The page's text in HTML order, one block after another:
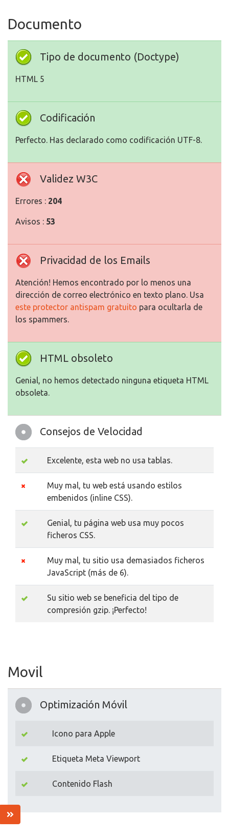
Documento
Tipo de documento (Doctype)
HTML 5
Codificación
Perfecto. Has declarado como codificación UTF-8.
Validez W3C
Errores : 204
Avisos : 53
Privacidad de los Emails
Atención! Hemos encontrado por lo menos una
dirección de correo electrónico en texto plano. Usa
este protector antispam gratuito para ocultarla de
los spammers.
HTML obsoleto
Genial, no hemos detectado ninguna etiqueta HTML
obsoleta.
Consejos de Velocidad
Excelente, esta web no usa tablas.
Muy mal, tu web está usando estilos
embenidos (inline CSS).
Genial, tu página web usa muy pocos
ficheros CSS.
Muy mal, tu sitio usa demasiados ficheros
JavaScript (más de 6).
Su sitio web se beneficia del tipo de
compresión gzip. ¡Perfecto!
Movil
Optimización Móvil
Icono para Apple
Etiqueta Meta Viewport
Contenido Flash